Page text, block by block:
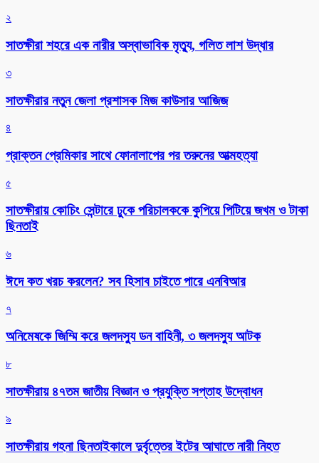
২
সাতক্ষীরা শহরে এক নারীর অস্বাভাবিক মৃত্যু, গলিত লাশ উদ্ধার
৩
সাতক্ষীরার নতুন জেলা প্রশাসক মিজ কাউসার আজিজ
৪
প্রাক্তন প্রেমিকার সাথে ফোনালাপের পর তরুনের আত্মহত্যা
৫
সাতক্ষীরায় কোচিং সেন্টারে ঢুকে পরিচালককে কুপিয়ে পিটিয়ে জখম ও টাকা
ছিনতাই
৬
ঈদে কত খরচ করলেন? সব হিসাব চাইতে পারে এনবিআর
৭
অনিমেষকে জিম্মি করে জলদস্যু ডন বাহিনী, ৩ জলদস্যু আটক
৮
সাতক্ষীরায় ৪৭তম জাতীয় বিজ্ঞান ও প্রযুক্তি সপ্তাহ উদ্বোধন
৯
সাতক্ষীরায় গহনা ছিনতাইকালে দুর্বৃত্তের ইটের আঘাতে নারী নিহত